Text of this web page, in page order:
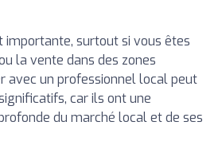
importante, surtout si vous êtes
la vente dans des zones
avec un professionnel local peut
car ils ont une
du marché local et de ses